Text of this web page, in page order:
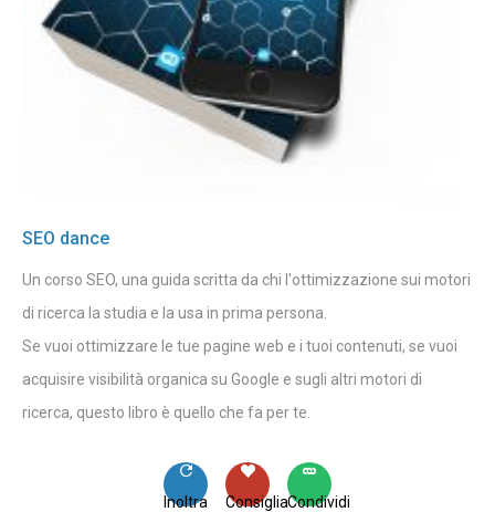
SEO dance
Un corso SEO, una guida scritta da chi l'ottimizzazione sui motori
di ricerca la studia e la usa in prima persona.
Se vuoi ottimizzare le tue pagine web e i tuoi contenuti, se vuoi
acquisire visibilità organica su Google e sugli altri motori di
ricerca, questo libro è quello che fa per te.
Condividi
Consiglia
Inoltra